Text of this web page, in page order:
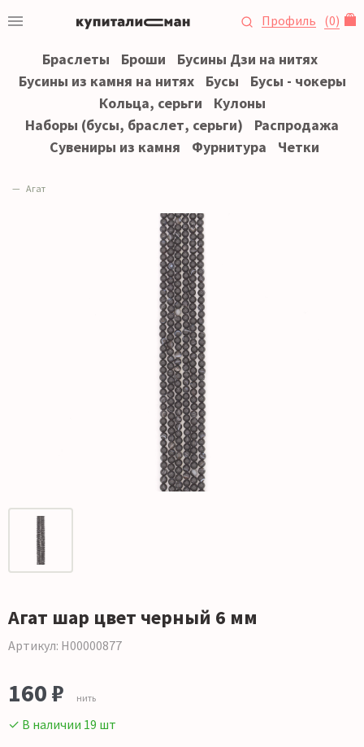
Профиль (0)
Браслеты Броши
Бусины Дзи на нитях
Бусины из камня на нитях
Бусы
Бусы - чокеры
Кольца, серьги
Кулоны
Наборы (бусы, браслет, серьги)
Распродажа
Сувениры из камня
Фурнитура Четки
Агат
Агат шар цвет черный 6 мм
Артикул: Н00000877
160 ₽ нить
✓ В наличии 19 шт